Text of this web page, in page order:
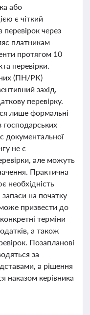
або
є чіткий
через
платникам
протягом 10
перевірки.
(ПН/РК)
захід,
перевірку.
лише формальні
господарських
документальної
не є
але можуть
Практична
необхідність
на початку
призвести до
терміни
а також
Позапланові
за
а рішення
наказом керівника